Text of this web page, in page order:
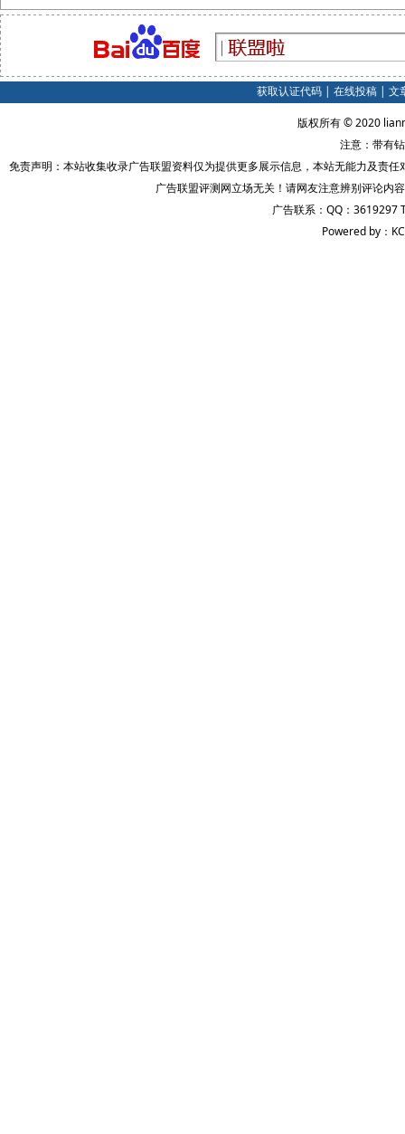
获取认证代码| 在线投稿| 文
版权所有 © 2020
注意：带有
免责声明：本站收集收录广告联盟资料仅为提供更多展示信息，本站无能力及责
广告联盟评测网立场无关！请网友注意辨别评论内
广告联系：QQ：3619297
Powered by：